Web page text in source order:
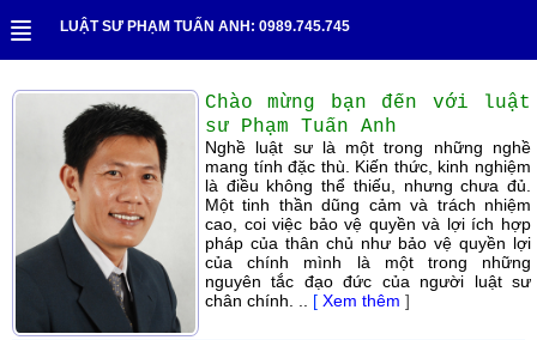
LUẬT SƯ PHẠM TUẤN ANH: 0989.745.745
Chào mừng bạn đến với luật
sư Phạm Tuấn Anh
Nghề luật sư là một trong những nghề
mang tính đặc thù. Kiến thức, kinh nghiệm
là điều không thể thiếu, nhưng chưa đủ.
Một tinh thần dũng cảm và trách nhiệm
cao, coi việc bảo vệ quyền và lợi ích hợp
pháp của thân chủ như bảo vệ quyền lợi
của chính mình là một trong những
nguyên tắc đạo đức của người luật sư
chân chính. .. [ Xem thêm ]